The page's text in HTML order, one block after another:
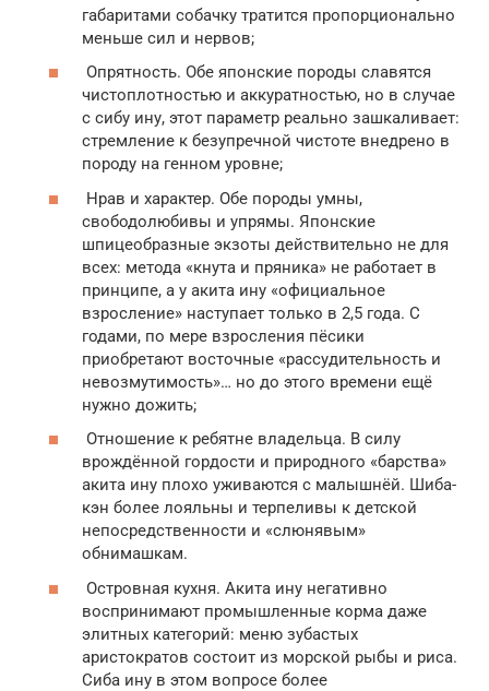
габаритами собачку тратится пропорционально
меньше сил и нервов;
Опрятность. Обе японские породы славятся
чистоплотностью и аккуратностью, но в случае
с сибу ину, этот параметр реально зашкаливает:
стремление к безупречной чистоте внедрено в
породу на генном уровне;
Нрав и характер. Обе породы умны,
свободолюбивы и упрямы. Японские
шпицеобразные экзоты действительно не для
всех: метода «кнута и пряника» не работает в
принципе, а у акита ину «официальное
взросление» наступает только в 2,5 года. С
годами, по мере взросления пёсики
приобретают восточные «рассудительность и
невозмутимость»… но до этого времени ещё
нужно дожить;
Отношение к ребятне владельца. В силу
врождённой гордости и природного «барства»
акита ину плохо уживаются с малышнёй. Шиба-
кэн более лояльны и терпеливы к детской
непосредственности и «слюнявым»
обнимашкам.
Островная кухня. Акита ину негативно
воспринимают промышленные корма даже
элитных категорий: меню зубастых
аристократов состоит из морской рыбы и риса.
Сиба ину в этом вопросе более